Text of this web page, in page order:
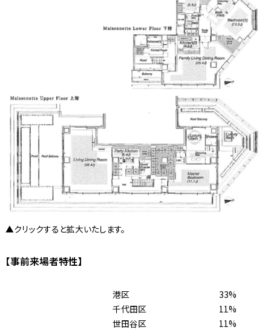
▲クリックすると拡大いたします。
【事前来場者特性】
港区
33%
千代田区
11%
世田谷区
11%